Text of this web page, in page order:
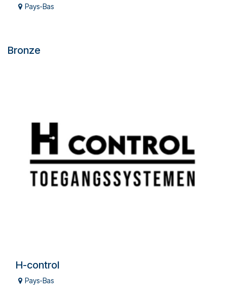
Pays-Bas
Bronze
H-control
Pays-Bas